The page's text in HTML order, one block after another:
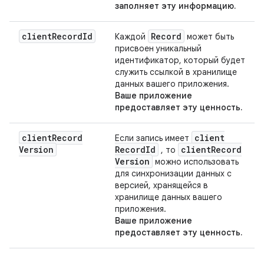
заполняет эту информацию.
clientRecordId Каждой Record может быть
присвоен уникальный
идентификатор, который будет
служить ссылкой в ​​хранилище
данных вашего приложения.
Ваше приложение
предоставляет эту ценность.
clientRecord
Version
Если запись имеет
client
RecordId , то clientRecord
Version можно использовать
для синхронизации данных с
версией, хранящейся в
хранилище данных вашего
приложения.
Ваше приложение
предоставляет эту ценность.